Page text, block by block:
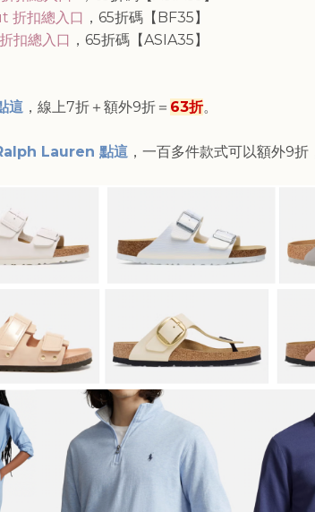
折扣總入口 ，65折碼【BF35】
扣總入口 ，65折碼【ASIA35】
這 ，線上7折＋額外9折＝ 63折。
Lauren 點這 ，一百多件款式可以額外9折